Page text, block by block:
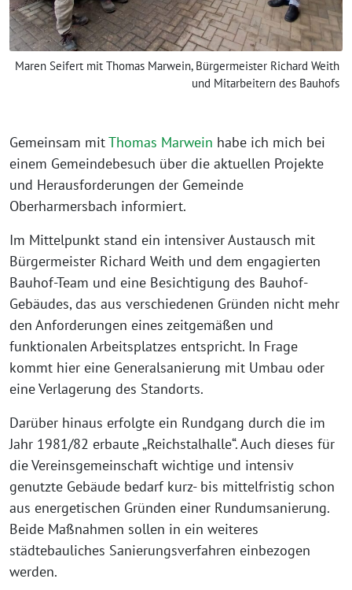
Maren Seifert mit Thomas Marwein, Bürgermeister Richard Weith
und Mitarbeitern des Bauhofs
Gemeinsam mitThomas Marwein habe ich mich bei
einem Gemeindebesuch über die aktuellen Projekte
und Herausforderungen der Gemeinde
Oberharmersbach informiert.
Im Mittelpunkt stand ein intensiver Austausch mit
Bürgermeister Richard Weith und dem engagierten
Bauhof-Team und eine Besichtigung des Bauhof-
Gebäudes, das aus verschiedenen Gründen nicht mehr
den Anforderungen eines zeitgemäßen und
funktionalen Arbeitsplatzes entspricht. In Frage
kommt hier eine Generalsanierung mit Umbau oder
eine Verlagerung des Standorts.
Darüber hinaus erfolgte ein Rundgang durch die im
Jahr 1981/82 erbaute „Reichstalhalle“. Auch dieses für
die Vereinsgemeinschaft wichtige und intensiv
genutzte Gebäude bedarf kurz- bis mittelfristig schon
aus energetischen Gründen einer Rundumsanierung.
Beide Maßnahmen sollen in ein weiteres
städtebauliches Sanierungsverfahren einbezogen
werden.